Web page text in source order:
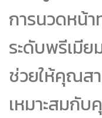
การนวดหน้
ระดับพรีเมี
ช่วยให้คุณส
เหมาะสมกั